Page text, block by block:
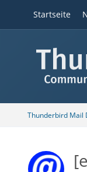
Startseite
Thunderbird Mail